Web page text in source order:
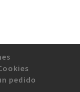
pedido